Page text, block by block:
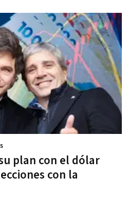
plan con el dólar
con la